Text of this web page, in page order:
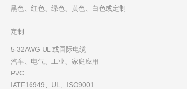
黑色、红色、绿色、黄色、白色或定制
定制
5-32AWG UL 或国际电缆
汽车、电气、工业、家庭应用
PVC
IATF16949、UL、ISO9001